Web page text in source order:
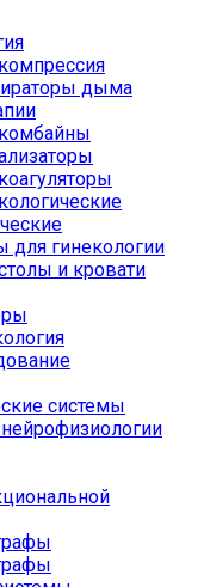
дыма
для гинекологии
и кровати
системы